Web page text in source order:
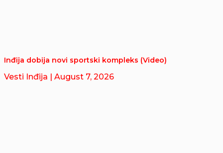
Inđija dobija novi sportski kompleks (Video)
Vesti Inđija | August 7, 2026